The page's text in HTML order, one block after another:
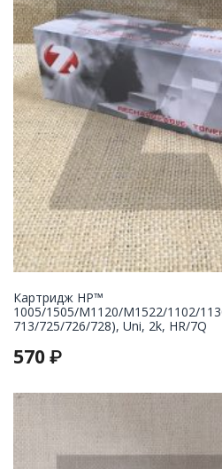
Картридж НР™
1005/1505/M1120/M1522/1102/
713/725/726/728), Uni, 2k, HR/7Q
570 ₽